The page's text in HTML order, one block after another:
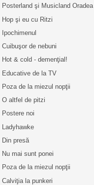
Posterland şi Musicland Oradea
Hop şi eu cu Ritzi
Ipochimenul
Cuibuşor de nebuni
Hot & cold - demenţial!
Educative de la TV
Poza de la miezul nopţii
O altfel de pitzi
Postere noi
Ladyhawke
Din presă
Nu mai sunt ponei
Poza de la miezul nopţii
Calviţia la punkeri